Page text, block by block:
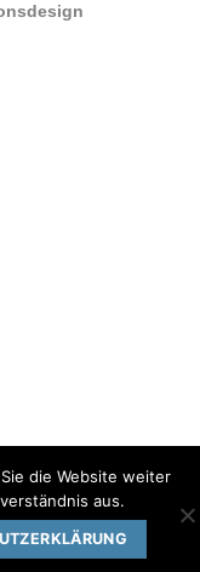
die Website weiter
aus.